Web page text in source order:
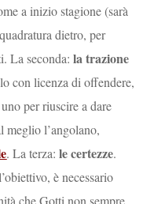
a inizio stagione (sarà
dietro, per
La seconda:la trazione
con licenza di offendere,
per riuscire a dare
meglio l’angolano,
. La terza:le certezze.
è necessario
che Gotti non sempre